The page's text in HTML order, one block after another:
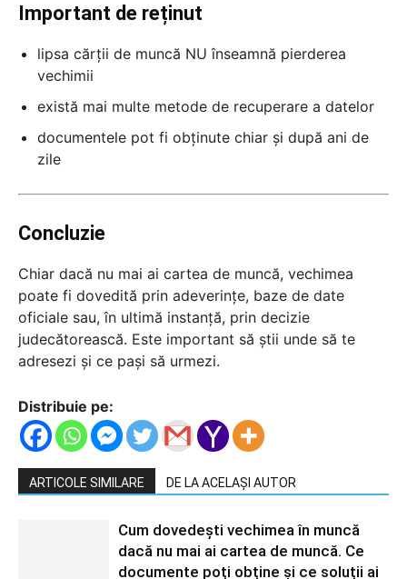
Important de reținut
lipsa cărții de muncă NU înseamnă pierderea
vechimii
există mai multe metode de recuperare a datelor
documentele pot fi obținute chiar și după ani de
zile
Concluzie
Chiar dacă nu mai ai cartea de muncă, vechimea
poate fi dovedită prin adeverințe, baze de date
oficiale sau, în ultimă instanță, prin decizie
judecătorească. Este important să știi unde să te
adresezi și ce pași să urmezi.
Distribuie pe:
ARTICOLE SIMILARE DE LA ACELAȘI AUTOR
Cum dovedești vechimea în muncă
dacă nu mai ai cartea de muncă. Ce
documente poți obține și ce soluții ai